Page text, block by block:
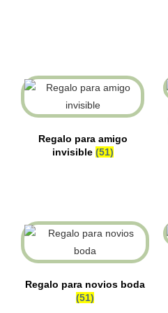
Regalo para amigo
invisible (51)
Regalo para novios boda
(51)